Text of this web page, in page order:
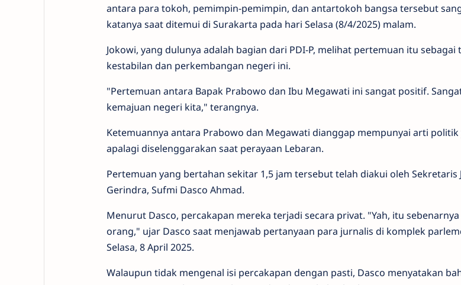
antara para tokoh, pemimpin-pemimpin, dan antartokoh bangsa tersebut
katanya saat ditemui di Surakarta pada hari Selasa (8/4/2025) malam.
Jokowi, yang dulunya adalah bagian dari PDI-P, melihat pertemuan itu
kestabilan dan perkembangan negeri ini.
"Pertemuan antara Bapak Prabowo dan Ibu Megawati ini sangat positif.
kemajuan negeri kita," terangnya.
Ketemuannya antara Prabowo dan Megawati dianggap mempunyai arti
apalagi diselenggarakan saat perayaan Lebaran.
Pertemuan yang bertahan sekitar 1,5 jam tersebut telah diakui oleh Sekretaris
Gerindra, Sufmi Dasco Ahmad.
Menurut Dasco, percakapan mereka terjadi secara privat. "Yah, itu
orang," ujar Dasco saat menjawab pertanyaan para jurnalis di komplek
Selasa, 8 April 2025.
Walaupun tidak mengenal isi percakapan dengan pasti, Dasco menyatakan